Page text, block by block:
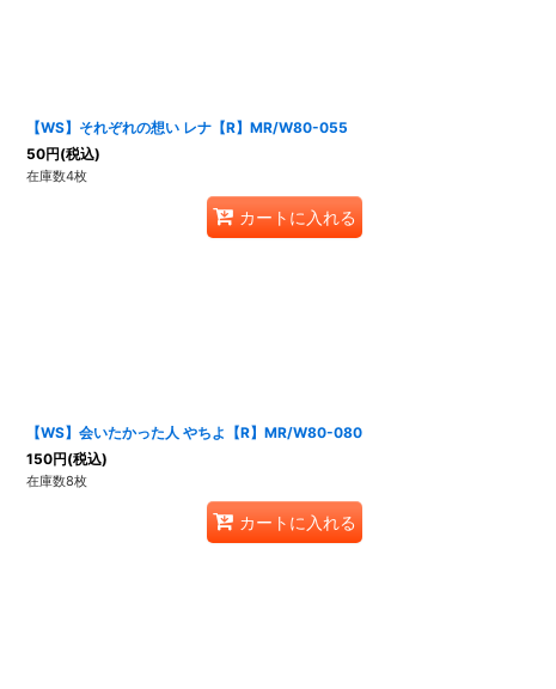
【WS】それぞれの想い レナ【R】MR/W80-055
50円(税込)
在庫数4枚
カートに入れる
【WS】会いたかった人 やちよ【R】MR/W80-080
150円(税込)
在庫数8枚
カートに入れる